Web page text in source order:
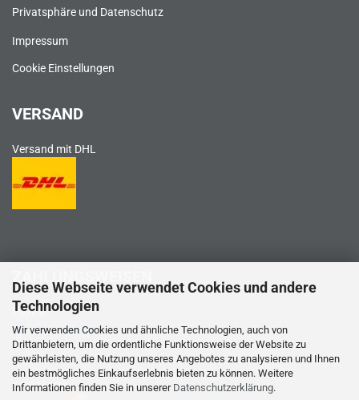
Diese Webseite verwendet Cookies und andere
Technologien
Wir verwenden Cookies und ähnliche Technologien, auch von
Drittanbietern, um die ordentliche Funktionsweise der Website zu
gewährleisten, die Nutzung unseres Angebotes zu analysieren und Ihnen
ein bestmögliches Einkaufserlebnis bieten zu können. Weitere
Informationen finden Sie in unserer Datenschutzerklärung.
Privatsphäre und Datenschutz
Impressum
Cookie Einstellungen
VERSAND
Versand mit DHL
ZAHLUNGSWEISEN
PayPal
Kreditkarte